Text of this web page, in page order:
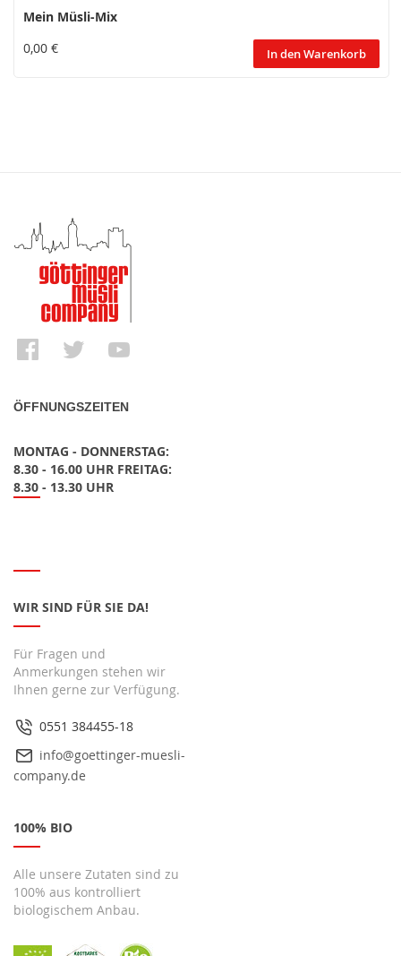
Mein Müsli-Mix
0,00 €
In den Warenkorb
ÖFFNUNGSZEITEN
MONTAG - DONNERSTAG:
8.30 - 16.00 UHR FREITAG:
8.30 - 13.30 UHR
WIR SIND FÜR SIE DA!
Für Fragen und
Anmerkungen stehen wir
Ihnen gerne zur Verfügung.
0551 384455-18
info@goettinger-muesli-
company.de
100% BIO
Alle unsere Zutaten sind zu
100% aus kontrolliert
biologischem Anbau.